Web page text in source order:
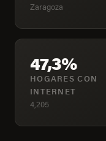
Zaragoza
47,3%
HOGARES CON
INTERNET
4,205